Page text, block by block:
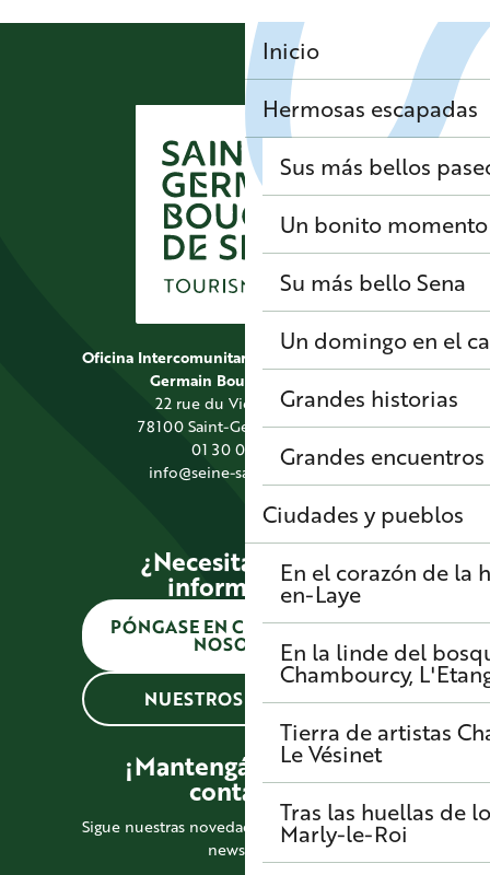
Inicio
Hermosas escapadas
Sus más bellos
Un bonito
Su más bello Sena
Un domingo en el
Grandes historias
Grandes encuentros
Ciudades y pueblos
En el corazón de la
en-Laye
En la linde del
Chambourcy,
Tierra de artistas
Le Vésinet
Tras las huellas de
Marly-le-Roi
Oficina Intercomunitaria de Turismo de Saint
Germain Boucles de Seine
22 rue du Vieil Abreuvoir
78100 Saint-Germain-en-Laye
01 30 09 39 89
info@seine-saintgermain.fr
¿Necesitas alguna
información?
PÓNGASE EN CONTACTO CON
NOSOTROS
NUESTROS HORARIOS
¡Mantengámonos en
contacto!
Sigue nuestras novedades suscribiéndote a la
newsletter